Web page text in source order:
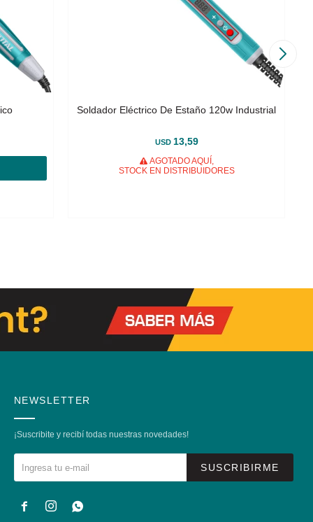
Soldador Eléctrico De Estaño 120w Industrial
USD 13,59
AGOTADO AQUÍ,
STOCK EN DISTRIBUIDORES
NEWSLETTER
¡Suscribite y recibí todas nuestras novedades!
SUSCRIBIRME
  